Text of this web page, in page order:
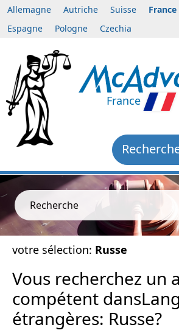
Allemagne Autriche Suisse France
Espagne
Pologne Czechia
France
Recherche
votre sélection: Russe
Vous recherchez un
compétent
étrangères: Russe?